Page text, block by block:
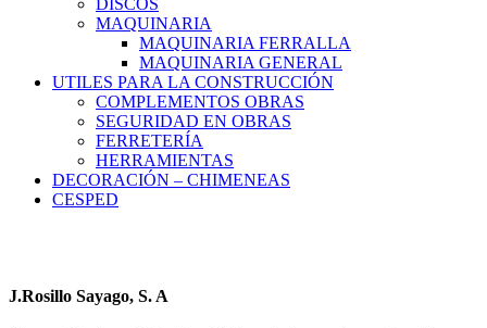
MAQUINARIA
MAQUINARIA FERRALLA
MAQUINARIA GENERAL
UTILES PARA LA CONSTRUCCIÓN
COMPLEMENTOS OBRAS
SEGURIDAD EN OBRAS
FERRETERÍA
HERRAMIENTAS
DECORACIÓN – CHIMENEAS
CESPED
J.Rosillo Sayago, S. A